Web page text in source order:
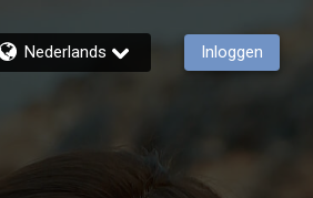
Nederlands Inloggen